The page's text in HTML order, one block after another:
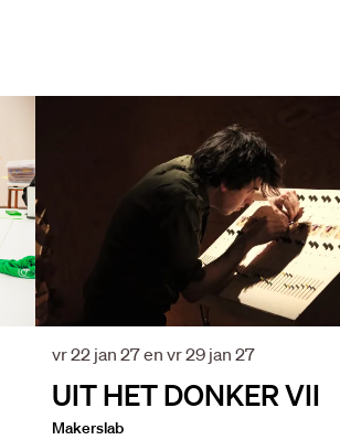
UIT HET DONKER VII
Makerslab
vr 22 jan 27en vr 29 jan 27